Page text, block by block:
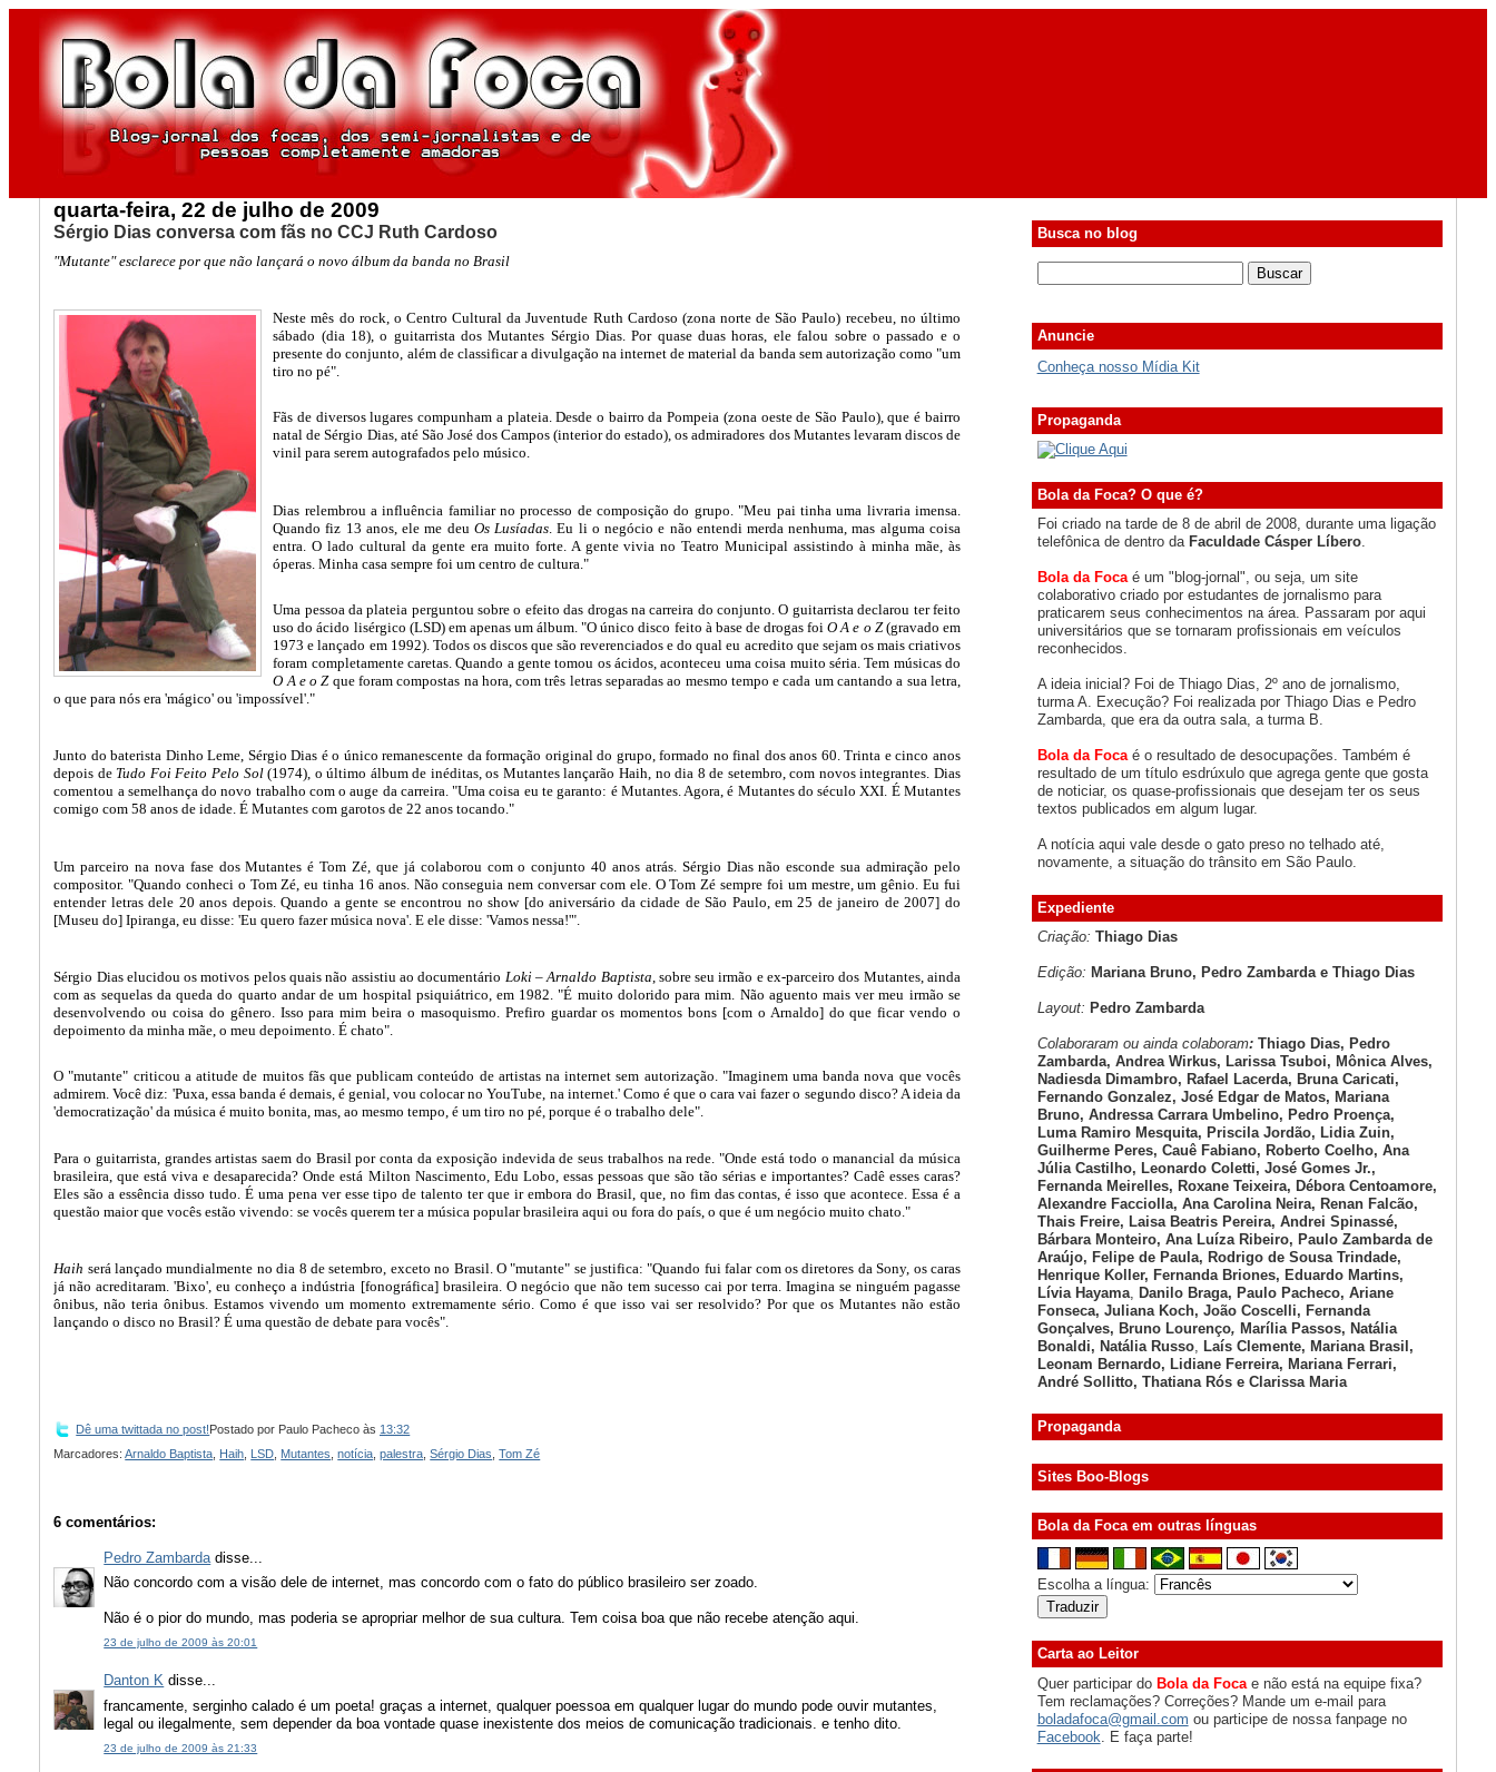
quarta-feira, 22 de julho de 2009
Sérgio Dias conversa com fãs no CCJ Ruth Cardoso
"Mutante" esclarece por que não lançará o novo álbum da banda no Brasil
Neste mês do rock, o Centro Cultural da Juventude Ruth Cardoso (zona norte de São Paulo) recebeu, no último
sábado (dia 18), o guitarrista dos Mutantes Sérgio Dias. Por quase duas horas, ele falou sobre o passado e o
presente do conjunto, além de classificar a divulgação na internet de material da banda sem autorização como "um
tiro no pé".
Fãs de diversos lugares compunham a plateia. Desde o bairro da Pompeia (zona oeste de São Paulo), que é bairro
natal de Sérgio Dias, até São José dos Campos (interior do estado), os admiradores dos Mutantes levaram discos de
vinil para serem autografados pelo músico.
Dias relembrou a influência familiar no processo de composição do grupo. "Meu pai tinha uma livraria imensa.
Quando fiz 13 anos, ele me deu Os Lusíadas . Eu li o negócio e não entendi merda nenhuma, mas alguma coisa
entra. O lado cultural da gente era muito forte. A gente vivia no Teatro Municipal assistindo à minha mãe, às
óperas. Minha casa sempre foi um centro de cultura."
Uma pessoa da plateia perguntou sobre o efeito das drogas na carreira do conjunto. O guitarrista declarou ter feito
uso do ácido lisérgico (LSD) em apenas um álbum. "O único disco feito à base de drogas foiO A e o Z(gravado em
1973 e lançado em 1992). Todos os discos que são reverenciados e do qual eu acredito que sejam os mais criativos
foram completamente caretas. Quando a gente tomou os ácidos, aconteceu uma coisa muito séria. Tem músicas do
O A e o Zque foram compostas na hora, com três letras separadas ao mesmo tempo e cada um cantando a sua letra,
o que para nós era 'mágico' ou 'impossível'."
Junto do baterista Dinho Leme, Sérgio Dias é o único remanescente da formação original do grupo, formado no final dos anos 60. Trinta e cinco anos
depois de Tudo Foi Feito Pelo Sol(1974), o último álbum de inéditas, os Mutantes lançarão Haih, no dia 8 de setembro, com novos integrantes. Dias
comentou a semelhança do novo trabalho com o auge da carreira. "Uma coisa eu te garanto: é Mutantes. Agora, é Mutantes do século XXI. É Mutantes
comigo com 58 anos de idade. É Mutantes com garotos de 22 anos tocando."
Um parceiro na nova fase dos Mutantes é Tom Zé, que já colaborou com o conjunto 40 anos atrás. Sérgio Dias não esconde sua admiração pelo
compositor. "Quando conheci o Tom Zé, eu tinha 16 anos. Não conseguia nem conversar com ele. O Tom Zé sempre foi um mestre, um gênio. Eu fui
entender letras dele 20 anos depois. Quando a gente se encontrou no show [do aniversário da cidade de São Paulo, em 25 de janeiro de 2007] do
[Museu do] Ipiranga, eu disse: 'Eu quero fazer música nova'. E ele disse: 'Vamos nessa!'".
Sérgio Dias elucidou os motivos pelos quais não assistiu ao documentário Loki – Arnaldo Baptista , sobre seu irmão e ex-parceiro dos Mutantes, ainda
com as sequelas da queda do quarto andar de um hospital psiquiátrico, em 1982. "É muito dolorido para mim. Não aguento mais ver meu irmão se
desenvolvendo ou coisa do gênero. Isso para mim beira o masoquismo. Prefiro guardar os momentos bons [com o Arnaldo] do que ficar vendo o
depoimento da minha mãe, o meu depoimento. É chato".
O "mutante" criticou a atitude de muitos fãs que publicam conteúdo de artistas na internet sem autorização. "Imaginem uma banda nova que vocês
admirem. Você diz: 'Puxa, essa banda é demais, é genial, vou colocar no YouTube, na internet.' Como é que o cara vai fazer o segundo disco? A ideia da
'democratização' da música é muito bonita, mas, ao mesmo tempo, é um tiro no pé, porque é o trabalho dele".
Para o guitarrista, grandes artistas saem do Brasil por conta da exposição indevida de seus trabalhos na rede. "Onde está todo o manancial da música
brasileira, que está viva e desaparecida? Onde está Milton Nascimento, Edu Lobo, essas pessoas que são tão sérias e importantes? Cadê esses caras?
Eles são a essência disso tudo. É uma pena ver esse tipo de talento ter que ir embora do Brasil, que, no fim das contas, é isso que acontece. Essa é a
questão maior que vocês estão vivendo: se vocês querem ter a música popular brasileira aqui ou fora do país, o que é um negócio muito chato."
Haih será lançado mundialmente no dia 8 de setembro, exceto no Brasil. O "mutante" se justifica: "Quando fui falar com os diretores da Sony, os caras
já não acreditaram. 'Bixo', eu conheço a indústria [fonográfica] brasileira. O negócio que não tem sucesso cai por terra. Imagina se ninguém pagasse
ônibus, não teria ônibus. Estamos vivendo um momento extremamente sério. Como é que isso vai ser resolvido? Por que os Mutantes não estão
lançando o disco no Brasil? É uma questão de debate para vocês".
Dê uma twittada no post!Postado por Paulo Pacheco às 13:32
Marcadores:Arnaldo Baptista Haih LSD Mutantes ,notícia ,palestra ,Sérgio Dias ,Tom Zé
6 comentários:
Pedro Zambarda disse...
Não concordo com a visão dele de internet, mas concordo com o fato do público brasileiro ser zoado.
Não é o pior do mundo, mas poderia se apropriar melhor de sua cultura. Tem coisa boa que não recebe atenção aqui.
23 de julho de 2009 às 20:01
Danton K disse...
francamente, serginho calado é um poeta! graças a internet, qualquer poessoa em qualquer lugar do mundo pode ouvir mutantes,
legal ou ilegalmente, sem depender da boa vontade quase inexistente dos meios de comunicação tradicionais. e tenho dito.
23 de julho de 2009 às 21:33
Busca no blog
Anuncie
Conheça nosso Mídia Kit
Propaganda
Bola da Foca? O que é?
Foi criado na tarde de 8 de abril de 2008, durante uma ligação
telefônica de dentro da Faculdade Cásper Líbero.
Bola da Foca é um "blog-jornal", ou seja, um site
colaborativo criado por estudantes de jornalismo para
praticarem seus conhecimentos na área. Passaram por aqui
universitários que se tornaram profissionais em veículos
reconhecidos.
A ideia inicial? Foi de Thiago Dias, 2º ano de jornalismo,
turma A. Execução? Foi realizada por Thiago Dias e Pedro
Zambarda, que era da outra sala, a turma B.
Bola da Focaé o resultado de desocupações. Também é
resultado de um título esdrúxulo que agrega gente que gosta
de noticiar, os quase-profissionais que desejam ter os seus
textos publicados em algum lugar.
A notícia aqui vale desde o gato preso no telhado até,
novamente, a situação do trânsito em São Paulo.
Expediente
Criação: Thiago Dias
Edição: Mariana Bruno, Pedro Zambarda e Thiago Dias
Layout: Pedro Zambarda
Colaboraram ou ainda colaboram: Thiago Dias, Pedro
Zambarda, Andrea Wirkus, Larissa Tsuboi, Mônica Alves,
Nadiesda Dimambro, Rafael Lacerda, Bruna Caricati,
Fernando Gonzalez, José Edgar de Matos, Mariana
Bruno, Andressa Carrara Umbelino, Pedro Proença,
Luma Ramiro Mesquita, Priscila Jordão, Lidia Zuin,
Guilherme Peres, Cauê Fabiano, Roberto Coelho, Ana
Júlia Castilho, Leonardo Coletti, José Gomes Jr.,
Fernanda Meirelles, Roxane Teixeira, Débora Centoamore,
Alexandre Facciolla, Ana Carolina Neira, Renan Falcão,
Thais Freire, Laisa Beatris Pereira, Andrei Spinassé,
Bárbara Monteiro, Ana Luíza Ribeiro, Paulo Zambarda de
Araújo, Felipe de Paula, Rodrigo de Sousa Trindade,
Henrique Koller, Fernanda Briones, Eduardo Martins,
Lívia Hayama, Danilo Braga, Paulo Pacheco, Ariane
Fonseca, Juliana Koch, João Coscelli, Fernanda
Gonçalves, Bruno Lourenço, Marília Passos, Natália
Bonaldi, Natália Russo, Laís Clemente, Mariana Brasil,
Leonam Bernardo, Lidiane Ferreira, Mariana Ferrari,
André Sollitto, Thatiana Rós e Clarissa Maria
Propaganda
Sites Boo-Blogs
Bola da Foca em outras línguas
Escolha a língua:
Carta ao Leitor
Quer participar do Bola da Focae não está na equipe fixa?
Tem reclamações? Correções? Mande um e-mail para
boladafoca@gmail.com ou participe de nossa fanpage no
Facebook . E faça parte!